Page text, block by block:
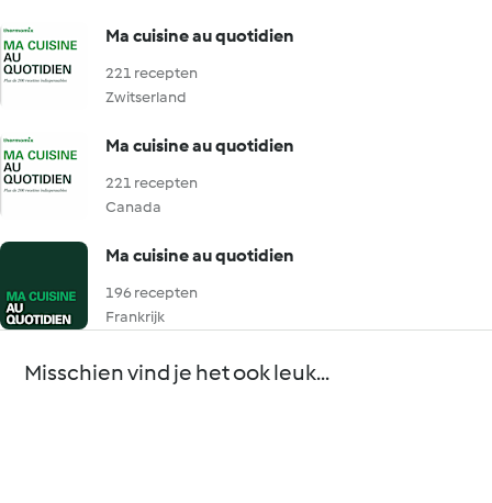
Ma cuisine au quotidien
221 recepten
Zwitserland
Ma cuisine au quotidien
221 recepten
Canada
Ma cuisine au quotidien
196 recepten
Frankrijk
Misschien vind je het ook leuk...